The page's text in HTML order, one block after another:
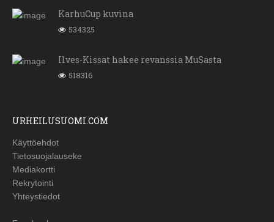
KarhuCup kuvina
534325
Ilves-Kissat hakee revanssia MuSasta
518316
URHEILUSUOMI.COM
Käyttöehdot
Tietosuojalauseke
Mediakortti
Rekrytointi
Yhteystiedot